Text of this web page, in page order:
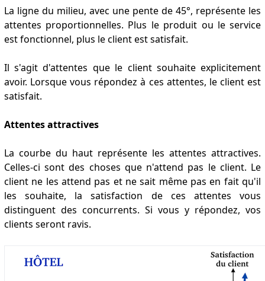
La ligne du milieu, avec une pente de 45°, représente les
attentes proportionnelles. Plus le produit ou le service
est fonctionnel, plus le client est satisfait.
Il s'agit d'attentes que le client souhaite explicitement
avoir. Lorsque vous répondez à ces attentes, le client est
satisfait.
Attentes attractives
La courbe du haut représente les attentes attractives.
Celles-ci sont des choses que n'attend pas le client. Le
client ne les attend pas et ne sait même pas en fait qu'il
les souhaite, la satisfaction de ces attentes vous
distinguent des concurrents. Si vous y répondez, vos
clients seront ravis.